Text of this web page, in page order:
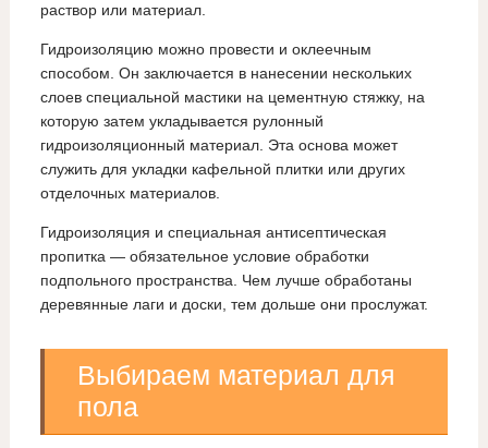
раствор или материал.
Гидроизоляцию можно провести и оклеечным
способом. Он заключается в нанесении нескольких
слоев специальной мастики на цементную стяжку, на
которую затем укладывается рулонный
гидроизоляционный материал. Эта основа может
служить для укладки кафельной плитки или других
отделочных материалов.
Гидроизоляция и специальная антисептическая
пропитка — обязательное условие обработки
подпольного пространства. Чем лучше обработаны
деревянные лаги и доски, тем дольше они прослужат.
Выбираем материал для
пола